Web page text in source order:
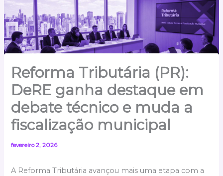
Reforma Tributária (PR):
DeRE ganha destaque em
debate técnico e muda a
fiscalização municipal
fevereiro 2, 2026
A Reforma Tributária avançou mais uma etapa com a